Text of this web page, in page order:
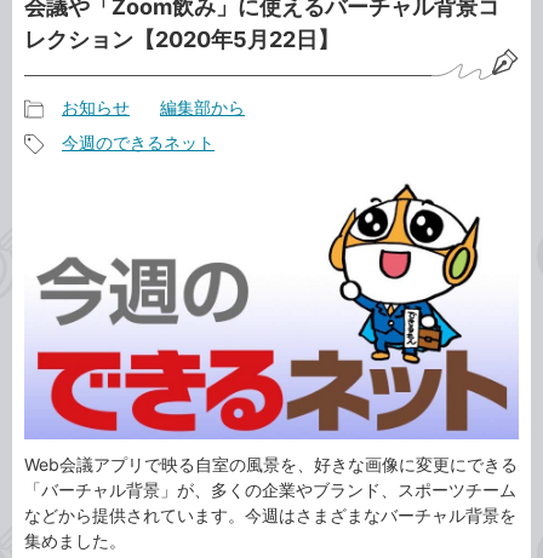
会議や「Zoom飲み」に使えるバーチャル背景コ
レクション【2020年5月22日】
事
リ
お知らせ 編集部から
今週のできるネット
Web会議アプリで映る自室の風景を、好きな画像に変更にできる
「バーチャル背景」が、多くの企業やブランド、スポーツチーム
などから提供されています。今週はさまざまなバーチャル背景を
集めました。